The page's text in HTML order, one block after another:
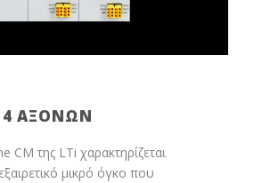
4 ΑΞΌΝΩΝ
CM της LTi χαρακτηρίζεται
μικρό όγκο που